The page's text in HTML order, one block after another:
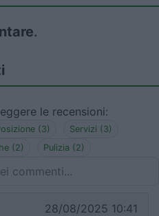
.
le recensioni:
(3)
Servizi (3)
(2) Pulizia (2)
28/08/2025 10:41